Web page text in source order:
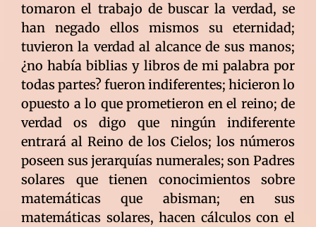
tomaron el trabajo de buscar la verdad, se
han negado ellos mismos su eternidad;
tuvieron la verdad al alcance de sus manos;
¿no había biblias y libros de mi palabra por
todas partes? fueron indiferentes; hicieron lo
opuesto a lo que prometieron en el reino; de
verdad os digo que ningún indiferente
entrará al Reino de los Cielos; los números
poseen sus jerarquías numerales; son Padres
solares que tienen conocimientos sobre
matemáticas que abisman; en sus
matemáticas solares, hacen cálculos con el